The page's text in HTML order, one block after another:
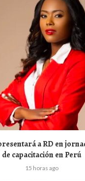
a RD en
de capacitación en Perú
15 horas ago